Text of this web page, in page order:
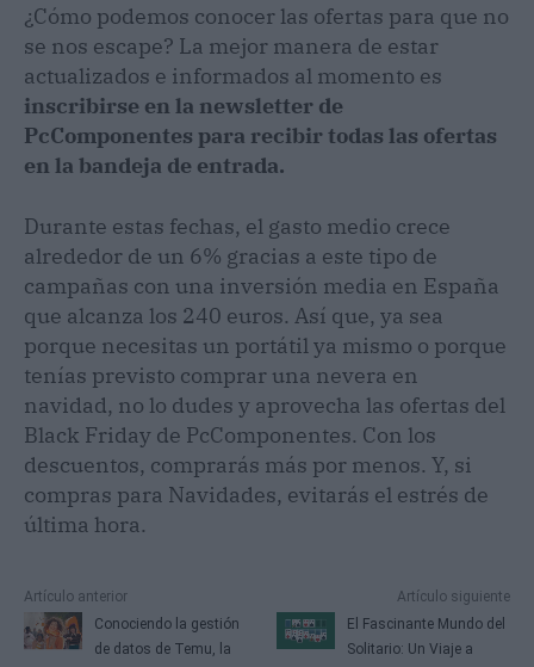
¿Cómo podemos conocer las ofertas para que no
se nos escape? La mejor manera de estar
actualizados e informados al momento es
inscribirse en la newsletter de
PcComponentes para recibir todas las ofertas
en la bandeja de entrada.
Durante estas fechas, el gasto medio crece
alrededor de un 6% gracias a este tipo de
campañas con una inversión media en España
que alcanza los 240 euros. Así que, ya sea
porque necesitas un portátil ya mismo o porque
tenías previsto comprar una nevera en
navidad, no lo dudes y aprovecha las ofertas del
Black Friday de PcComponentes. Con los
descuentos, comprarás más por menos. Y, si
compras para Navidades, evitarás el estrés de
última hora.
Artículo anterior
Conociendo la gestión
de datos de Temu, la
Artículo siguiente
El Fascinante Mundo del
Solitario: Un Viaje a